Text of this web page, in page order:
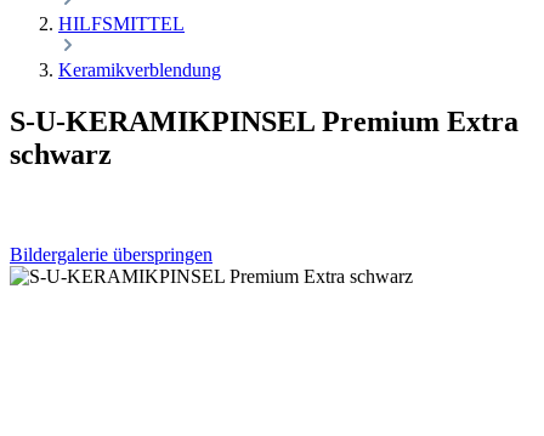
HILFSMITTEL
Keramikverblendung
S-U-KERAMIKPINSEL Premium Extra
schwarz
Bildergalerie überspringen